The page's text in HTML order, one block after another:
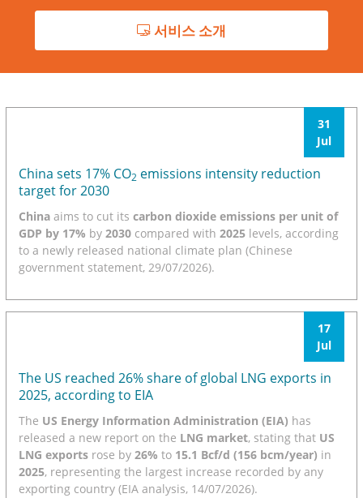
서비스 소개
31
Jul
China sets 17% CO2 emissions intensity reduction
target for 2030
China aims to cut its carbon dioxide emissions per unit of
GDP by 17% by 2030 compared with 2025 levels, according
to a newly released national climate plan (Chinese
government statement, 29/07/2026).
17
Jul
The US reached 26% share of global LNG exports in
2025, according to EIA
The US Energy Information Administration (EIA) has
released a new report on the LNG market, stating that US
LNG exports rose by 26% to 15.1 Bcf/d (156 bcm/year) in
2025, representing the largest increase recorded by any
exporting country (EIA analysis, 14/07/2026).